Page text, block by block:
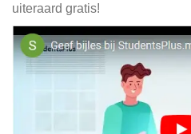
uiteraard gratis!